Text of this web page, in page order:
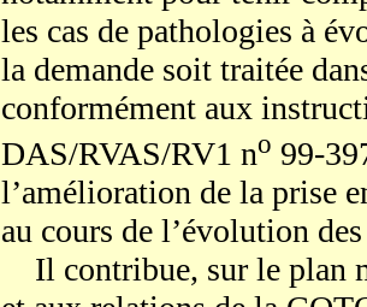
les cas de pathologies à
la demande soit traitée
conformément aux
DAS/RVAS/RV1 no 99-
l’amélioration de la prise
au cours de l’évolution
Il contribue, sur le plan